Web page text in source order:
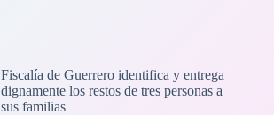
Fiscalía de Guerrero identifica y entrega
dignamente los restos de tres personas a
sus familias